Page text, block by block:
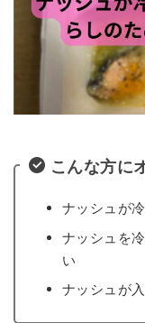
こんな方に
ナッシュが
ナッシュを
い
ナッシュが